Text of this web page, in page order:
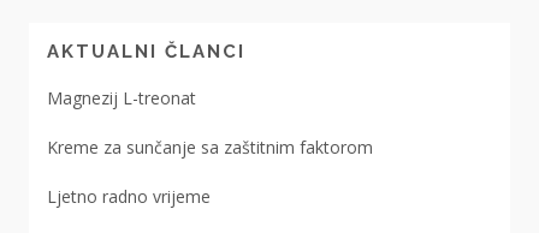
AKTUALNI ČLANCI
Magnezij L-treonat
Kreme za sunčanje sa zaštitnim faktorom
Ljetno radno vrijeme